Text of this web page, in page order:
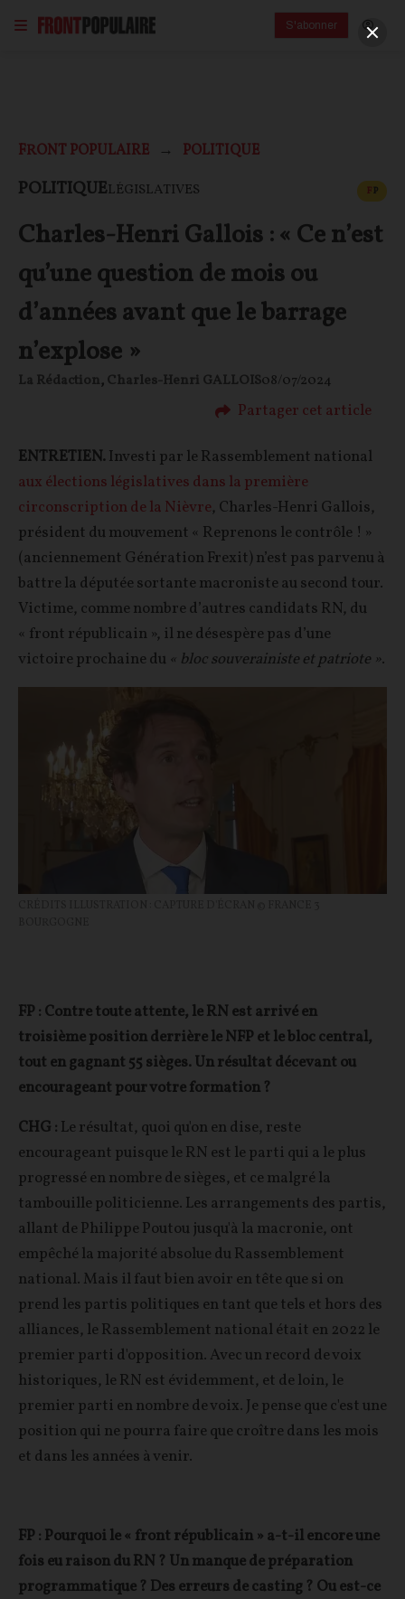
S'abonner
FRONT POPULAIRE POLITIQUE
POLITIQUELÉGISLATIVES FP
Charles-Henri Gallois : « Ce n’est
qu’une question de mois ou
d’années avant que le barrage
n’explose »
La Rédaction,Charles-Henri GALLOIS08/07/2024
Partager cet article
ENTRETIEN.Investi par le Rassemblement national
aux élections législatives dans la première
circonscription de la Nièvre, Charles-Henri Gallois,
président du mouvement « Reprenons le contrôle ! »
(anciennement Génération Frexit) n’est pas parvenu à
battre la députée sortante macroniste au second tour.
Victime, comme nombre d’autres candidats RN, du
« front républicain », il ne désespère pas d’une
victoire prochaine du « bloc souverainiste et patriote ».
FP : Contre toute attente, le RN est arrivé en
troisième position derrière le NFP et le bloc central,
tout en gagnant 55 sièges. Un résultat décevant ou
encourageant pour votre formation ?
CHG : Le résultat, quoi qu'on en dise, reste
encourageant puisque le RN est le parti qui a le plus
progressé en nombre de sièges, et ce malgré la
tambouille politicienne. Les arrangements des partis,
allant de Philippe Poutou jusqu'à la macronie, ont
empêché la majorité absolue du Rassemblement
national. Mais il faut bien avoir en tête que si on
prend les partis politiques en tant que tels et hors des
alliances, le Rassemblement national était en 2022 le
premier parti d'opposition. Avec un record de voix
historiques, le RN est évidemment, et de loin, le
premier parti en nombre de voix. Je pense que c'est une
position qui ne pourra faire que croître dans les mois
et dans les années à venir.
FP : Pourquoi le « front républicain » a-t-il encore une
fois eu raison du RN ? Un manque de préparation
programmatique ? Des erreurs de casting ? Ou est-ce